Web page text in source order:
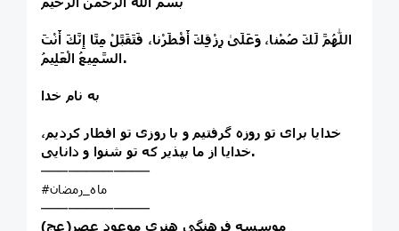
اللّٰهُمَّ لَكَ صُمْنا، وَعَلَىٰ رِزْقِكَ أَفْطَرْنا، فَتَقَبَّلْ مِنَّا إِنَّكَ أَنْتَ
السَّمِيعُ الْعَلِيمُ.
به نام خدا
خدایا برای تو روزه گرفتیم و با روزی تو افطار کردیم،
خدایا از ما بپذیر که تو شنوا و دانایی.
────────────
#ماه_رمضان
────────────
موسسه فرهنگی هنری موعود عصر(عج)